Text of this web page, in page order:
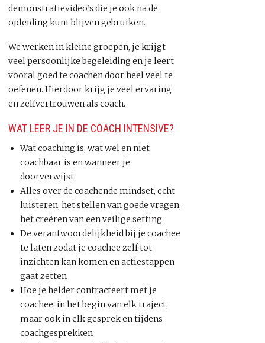
demonstratievideo’s die je ook na de
opleiding kunt blijven gebruiken.
We werken in kleine groepen, je krijgt
veel persoonlijke begeleiding en je leert
vooral goed te coachen door heel veel te
oefenen. Hierdoor krijg je veel ervaring
en zelfvertrouwen als coach.
WAT LEER JE IN DE COACH INTENSIVE?
Wat coaching is, wat wel en niet
coachbaar is en wanneer je
doorverwijst
Alles over de coachende mindset, echt
luisteren, het stellen van goede vragen,
het creëren van een veilige setting
De verantwoordelijkheid bij je coachee
te laten zodat je coachee zelf tot
inzichten kan komen en actiestappen
gaat zetten
Hoe je helder contracteert met je
coachee, in het begin van elk traject,
maar ook in elk gesprek en tijdens
coachgesprekken